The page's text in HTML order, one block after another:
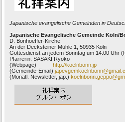
Japanische evangelische Gemeinden in
Japanische Evangelische Gemeinde Köln/
D. Bonhoeffer-Kirche
An der Decksteiner Mühle 1, 50935 Köln
Gottesdienst an jedem Sonntag um 14:00 Uhr
Pfarrerin: SASAKI Ryoko
(Webpage) http://koelnbonn.jp
(Gemeinde-Email)
(Monatl. Newsletter, jap.)